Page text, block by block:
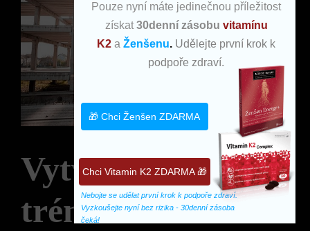
Vytváření
tréninkového
Pouze nyní máte jedinečnou příležitost
získat 30denní zásobu vitamínu
K2 aŽenšenu. Udělejte první krok k
podpoře zdraví.
Nebojte se udělat první krok k podpoře zdraví.
Vyzkoušejte nyní bez rizika - 30denní zásoba
čeká!
Chci Vitamin K2 ZDARMA 🎁
🎁 Chci Ženšen ZDARMA